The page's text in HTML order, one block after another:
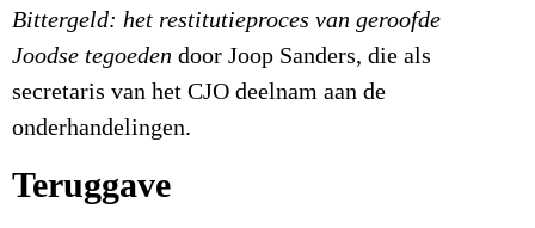
Bittergeld: het restitutieproces van geroofde
Joodse tegoeden door Joop Sanders, die als
secretaris van het CJO deelnam aan de
onderhandelingen.
Teruggave